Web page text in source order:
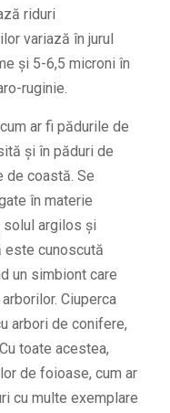
riduri
variază în jurul
și 5-6,5 microni în
ruginie.
ar fi pădurile de
și în păduri de
de coastă. Se
în materie
solul argilos și
este cunoscută
un simbiont care
Ciuperca
arbori de conifere,
toate acestea,
de foioase, cum ar
cu multe exemplare